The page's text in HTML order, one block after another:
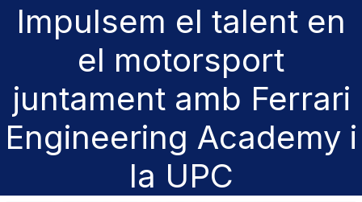
Impulsem el talent en
el motorsport
juntament amb Ferrari
Engineering Academy i
la UPC